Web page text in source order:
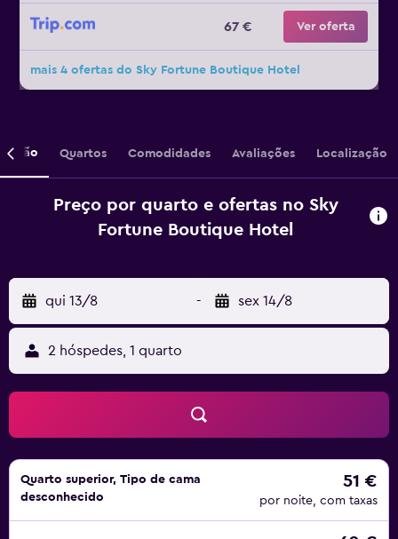
67 € Ver oferta
mais 4 ofertas do Sky Fortune Boutique Hotel
Quartos Comodidades Avaliações Localização
Preço por quarto e ofertas no Sky
Fortune Boutique Hotel
qui 13/8 - sex 14/8
2 hóspedes, 1 quarto
Quarto superior, Tipo de cama
desconhecido
51 €
por noite, com taxas